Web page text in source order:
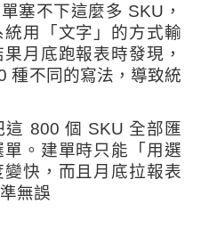
塞不下這麼多 SKU，
用「文字」的方式輸
月底跑報表時發現，
種不同的寫法，導致統
這 800 個 SKU 全部匯
單。建單時只能「用選
快，而且月底拉報表
無誤